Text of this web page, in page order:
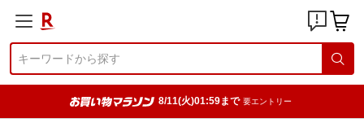
8/11(火)01:59まで 要エントリー